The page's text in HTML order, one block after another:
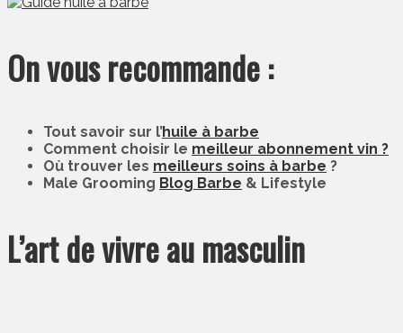
On vous recommande :
Tout savoir sur l’huile à barbe
Comment choisir le meilleur abonnement vin ?
Où trouver les meilleurs soins à barbe ?
Male Grooming Blog Barbe & Lifestyle
L’art de vivre au masculin